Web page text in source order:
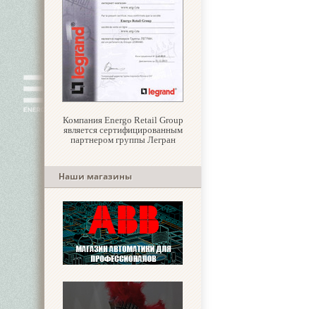
Компания Energo Retail Group
является сертифицированным
партнером группы Легран
Наши магазины